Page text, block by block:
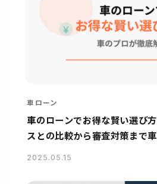
車ローン
車のローンでお得な賢い選び
スとの比較から審査対策まで
2025.05.15